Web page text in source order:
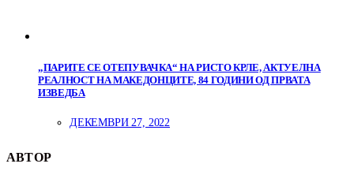
„ПАРИТЕ СЕ ОТЕПУВАЧКА“ НА РИСТО КРЛЕ, АКТУЕЛНА
РЕАЛНОСТ НА МАКЕДОНЦИТЕ, 84 ГОДИНИ ОД ПРВАТА
ИЗВЕДБА
ДЕКЕМВРИ 27, 2022
АВТОР